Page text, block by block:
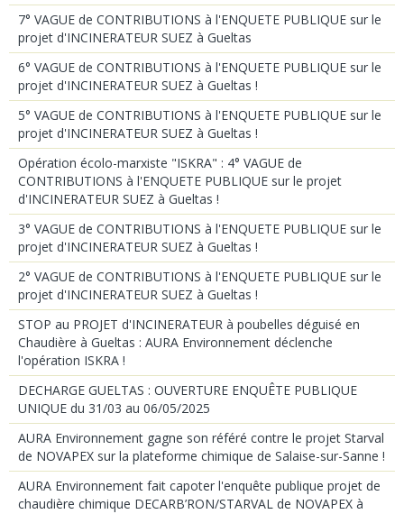
7° VAGUE de CONTRIBUTIONS à l'ENQUETE PUBLIQUE sur le
projet d'INCINERATEUR SUEZ à Gueltas
6° VAGUE de CONTRIBUTIONS à l'ENQUETE PUBLIQUE sur le
projet d'INCINERATEUR SUEZ à Gueltas !
5° VAGUE de CONTRIBUTIONS à l'ENQUETE PUBLIQUE sur le
projet d'INCINERATEUR SUEZ à Gueltas !
Opération écolo-marxiste "ISKRA" : 4° VAGUE de
CONTRIBUTIONS à l'ENQUETE PUBLIQUE sur le projet
d'INCINERATEUR SUEZ à Gueltas !
3° VAGUE de CONTRIBUTIONS à l'ENQUETE PUBLIQUE sur le
projet d'INCINERATEUR SUEZ à Gueltas !
2° VAGUE de CONTRIBUTIONS à l'ENQUETE PUBLIQUE sur le
projet d'INCINERATEUR SUEZ à Gueltas !
STOP au PROJET d'INCINERATEUR à poubelles déguisé en
Chaudière à Gueltas : AURA Environnement déclenche
l'opération ISKRA !
DECHARGE GUELTAS : OUVERTURE ENQUÊTE PUBLIQUE
UNIQUE du 31/03 au 06/05/2025
AURA Environnement gagne son référé contre le projet Starval
de NOVAPEX sur la plateforme chimique de Salaise-sur-Sanne !
AURA Environnement fait capoter l'enquête publique projet de
chaudière chimique DECARB’RON/STARVAL de NOVAPEX à